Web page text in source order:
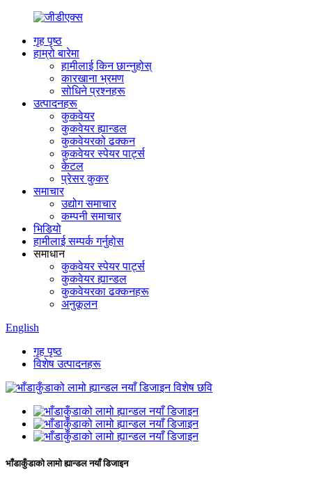
गृह पृष्ठ
हाम्रो बारेमा
हामीलाई किन छान्नुहोस्
कारखाना भ्रमण
सोधिने प्रश्नहरू
उत्पादनहरू
कुकवेयर
कुकवेयर ह्यान्डल
कुकवेयरको ढक्कन
कुकवेयर स्पेयर पार्ट्स
केटल
प्रेसर कुकर
समाचार
उद्योग समाचार
कम्पनी समाचार
भिडियो
हामीलाई सम्पर्क गर्नुहोस
समाधान
कुकवेयर स्पेयर पार्ट्स
कुकवेयर ह्यान्डल
कुकवेयरका ढक्कनहरू
अनुकूलन
English
गृह पृष्ठ
विशेष उत्पादनहरू
भाँडाकुँडाको लामो ह्यान्डल नयाँ डिजाइन